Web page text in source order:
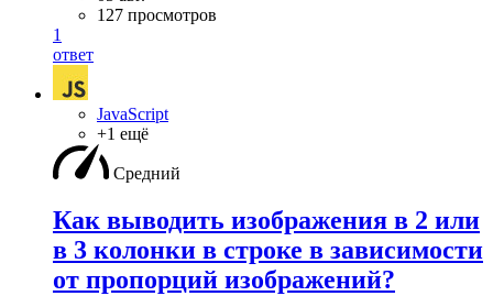
127 просмотров
1
ответ
JavaScript
+1 ещё
Средний
Как выводить изображения в 2 или
в 3 колонки в строке в зависимости
от пропорций изображений?